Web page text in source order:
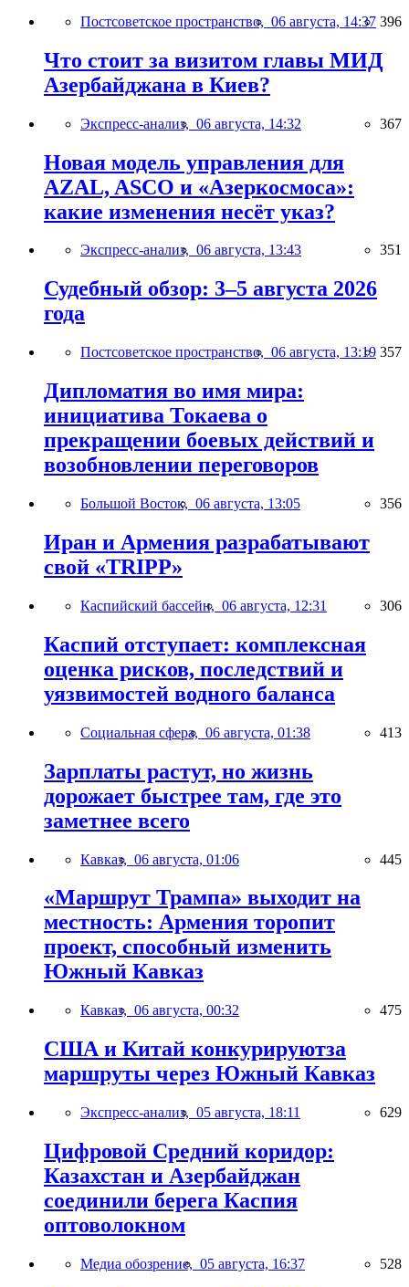
Постсоветское пространство, 06 августа, 14:37 396
Что стоит за визитом главы МИД
Азербайджана в Киев?
Экспресс-анализ, 06 августа, 14:32 367
Новая модель управления для
AZAL, ASCO и «Азеркосмоса»:
какие изменения несёт указ?
Экспресс-анализ, 06 августа, 13:43 351
Судебный обзор: 3–5 августа 2026
года
Постсоветское пространство, 06 августа, 13:19 357
Дипломатия во имя мира:
инициатива Токаева о
прекращении боевых действий и
возобновлении переговоров
Большой Восток, 06 августа, 13:05 356
Иран и Армения разрабатывают
свой «TRIPP»
Каспийский бассейн, 06 августа, 12:31 306
Каспий отступает: комплексная
оценка рисков, последствий и
уязвимостей водного баланса
Социальная сфера, 06 августа, 01:38 413
Зарплаты растут, но жизнь
дорожает быстрее там, где это
заметнее всего
Кавказ, 06 августа, 01:06 445
«Маршрут Трампа» выходит на
местность: Армения торопит
проект, способный изменить
Южный Кавказ
Кавказ, 06 августа, 00:32 475
США и Китай конкурируютза
маршруты через Южный Кавказ
Экспресс-анализ, 05 августа, 18:11 629
Цифровой Средний коридор:
Казахстан и Азербайджан
соединили берега Каспия
оптоволокном
Медиа обозрение, 05 августа, 16:37 528